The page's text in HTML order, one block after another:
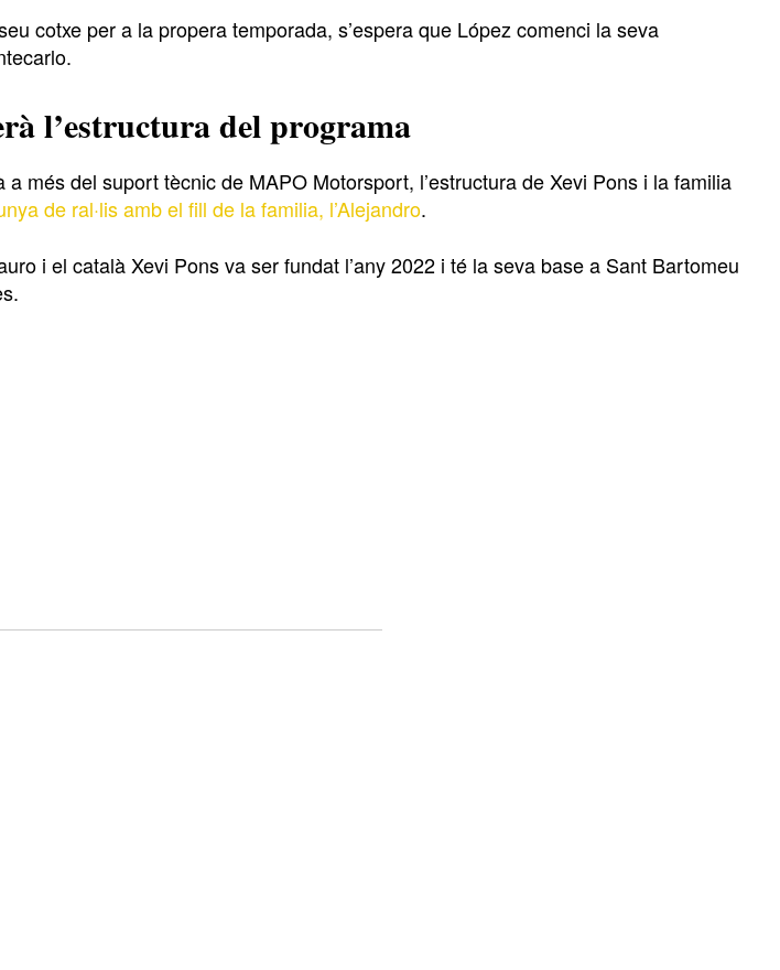
cotxe per a la propera temporada, s’espera que López comenci la seva
l’estructura del programa
més del suport tècnic de MAPO Motorsport, l’estructura de Xevi Pons i la familia
de ral·lis amb el fill de la familia, l’Alejandro.
i el català Xevi Pons va ser fundat l’any 2022 i té la seva base a Sant Bartomeu